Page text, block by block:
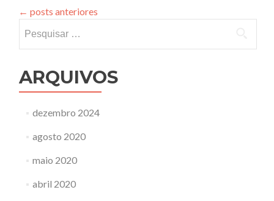
← posts anteriores
por:
ARQUIVOS
dezembro 2024
agosto 2020
maio 2020
abril 2020